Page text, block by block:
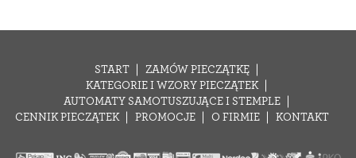
START
ZAMÓW PIECZĄTKĘ
KATEGORIE I WZORY PIECZĄTEK
AUTOMATY SAMOTUSZUJĄCE I STEMPLE
CENNIK PIECZĄTEK
PROMOCJE O FIRMIE KONTAKT